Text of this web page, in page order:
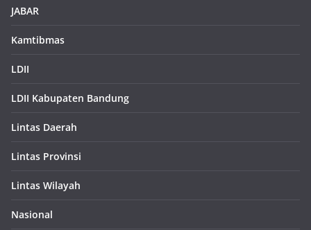
JABAR
Kamtibmas
LDII
LDII Kabupaten Bandung
Lintas Daerah
Lintas Provinsi
Lintas Wilayah
Nasional